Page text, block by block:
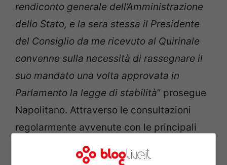
rendiconto generale dell’Amministrazione
dello Stato, e la sera stessa il Presidente
del Consiglio da me ricevuto al Quirinale
convenne sulla necessità di rassegnare il
suo mandato una volta approvata in
Parlamento la legge di stabilità” prosegue
Napolitano. Attraverso le consultazioni
regolarmente avvenute con le principali
forze politiche, conclude il Presidente della
venne individuato il nome di